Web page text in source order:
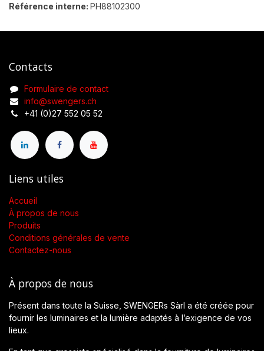
Référence interne: PH88102300
Contacts
Formulaire de contact
info@swengers.ch
+41 (0)27 552 05 52
Liens utiles
Accueil
À propos de nous
Produits
Conditions générales de vente
Contactez-nous
À propos de nous
Présent dans toute la Suisse, SWENGERs Sàrl a été créée pour
fournir les luminaires et la lumière adaptés à l’exigence de vos
lieux.